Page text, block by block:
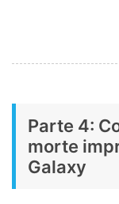
Parte 4:
morte
Galaxy